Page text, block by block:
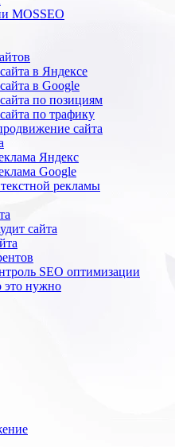
MOSSEO
в Яндексе
в Google
по позициям
по трафику
сайта
Яндекс
Google
рекламы
сайта
SEO оптимизации
это нужно